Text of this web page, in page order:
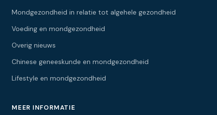
Mondgezondheid in relatie tot algehele gezondheid
Voeding en mondgezondheid
Overig nieuws
Chinese geneeskunde en mondgezondheid
Lifestyle en mondgezondheid
MEER INFORMATIE